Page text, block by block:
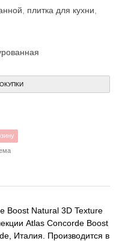
плитка для кухни
Boost Natural 3D Texture
Atlas Concorde Boost
Италия. Производится в